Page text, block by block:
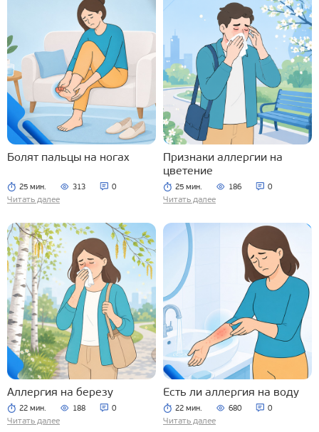
Болят пальцы на ногах
25 мин. 313 0
Читать далее
Признаки аллергии на
цветение
25 мин. 186 0
Читать далее
Аллергия на березу
22 мин. 188 0
Читать далее
Есть ли аллергия на воду
22 мин. 680 0
Читать далее